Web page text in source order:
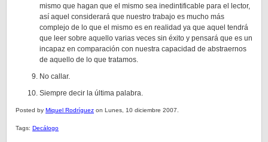
mismo que hagan que el mismo sea inedintificable para el lector,
así aquel considerará que nuestro trabajo es mucho más
complejo de lo que el mismo es en realidad ya que aquel tendrá
que leer sobre aquello varias veces sin éxito y pensará que es un
incapaz en comparación con nuestra capacidad de abstraernos
de aquello de lo que tratamos.
No callar.
Siempre decir la última palabra.
Posted by Miquel Rodríguez on Lunes, 10 diciembre 2007.
Tags: Decálogo